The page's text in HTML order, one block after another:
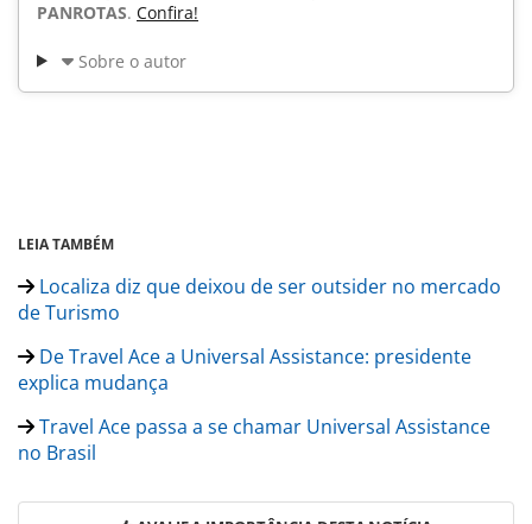
PANROTAS. Confira!
Sobre o autor
LEIA TAMBÉM
Localiza diz que deixou de ser outsider no mercado
de Turismo
De Travel Ace a Universal Assistance: presidente
explica mudança
Travel Ace passa a se chamar Universal Assistance
no Brasil